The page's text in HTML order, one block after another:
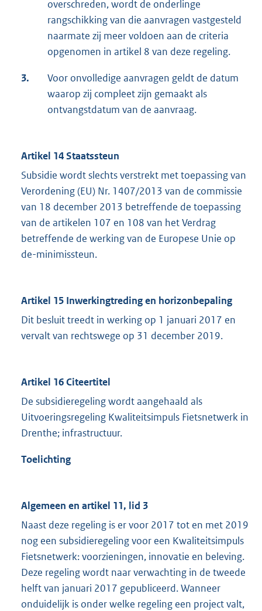
overschreden, wordt de onderlinge
rangschikking van die aanvragen vastgesteld
naarmate zij meer voldoen aan de criteria
opgenomen in artikel 8 van deze regeling.
3.
Voor onvolledige aanvragen geldt de datum
waarop zij compleet zijn gemaakt als
ontvangstdatum van de aanvraag.
Artikel 14 Staatssteun
Subsidie wordt slechts verstrekt met toepassing van
Verordening (EU) Nr. 1407/2013 van de commissie
van 18 december 2013 betreffende de toepassing
van de artikelen 107 en 108 van het Verdrag
betreffende de werking van de Europese Unie op
de-minimissteun.
Artikel 15 Inwerkingtreding en horizonbepaling
Dit besluit treedt in werking op 1 januari 2017 en
vervalt van rechtswege op 31 december 2019.
Artikel 16 Citeertitel
De subsidieregeling wordt aangehaald als
Uitvoeringsregeling Kwaliteitsimpuls Fietsnetwerk in
Drenthe; infrastructuur.
Toelichting
Algemeen en artikel 11, lid 3
Naast deze regeling is er voor 2017 tot en met 2019
nog een subsidieregeling voor een Kwaliteitsimpuls
Fietsnetwerk: voorzieningen, innovatie en beleving.
Deze regeling wordt naar verwachting in de tweede
helft van januari 2017 gepubliceerd. Wanneer
onduidelijk is onder welke regeling een project valt,